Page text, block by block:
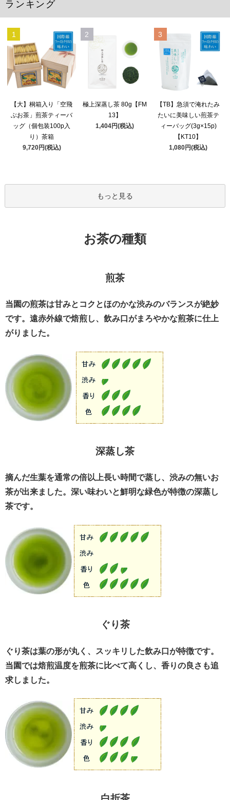
ランキング
1
【大】桐箱入り「空飛
ぶお茶」煎茶ティーバ
ッグ（個包装100p入
り）茶箱
9,720円(税込)
2
極上深蒸し茶 80g【FM
13】
1,404円(税込)
3
【TB】急須で淹れたみ
たいに美味しい煎茶テ
ィーバッグ(3g×15p)
【KT10】
1,080円(税込)
もっと見る
お茶の種類
煎茶
当園の煎茶は甘みとコクとほのかな渋みのバランスが絶妙
です。遠赤外線で焙煎し、飲み口がまろやかな煎茶に仕上
がりました。
深蒸し茶
摘んだ生葉を通常の倍以上長い時間で蒸し、渋みの無いお
茶が出来ました。深い味わいと鮮明な緑色が特徴の深蒸し
茶です。
ぐり茶
ぐり茶は葉の形が丸く、スッキリした飲み口が特徴です。
当園では焙煎温度を煎茶に比べて高くし、香りの良さも追
求しました。